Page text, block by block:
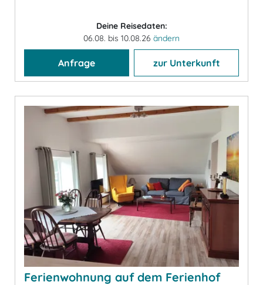
Deine Reisedaten:
06.08. bis 10.08.26 ändern
Anfrage zur Unterkunft
Ferienwohnung auf dem Ferienhof